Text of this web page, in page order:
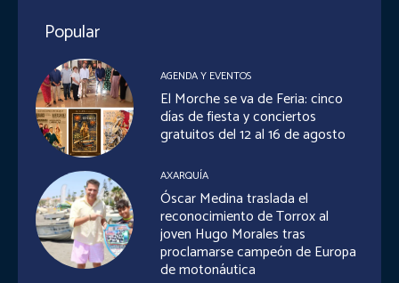
Popular
AGENDA Y EVENTOS
El Morche se va de Feria: cinco
días de fiesta y conciertos
gratuitos del 12 al 16 de agosto
AXARQUÍA
Óscar Medina traslada el
reconocimiento de Torrox al
joven Hugo Morales tras
proclamarse campeón de Europa
de motonáutica